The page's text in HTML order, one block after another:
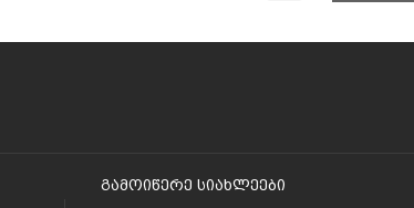
Გამოიწერე Სიახლეები